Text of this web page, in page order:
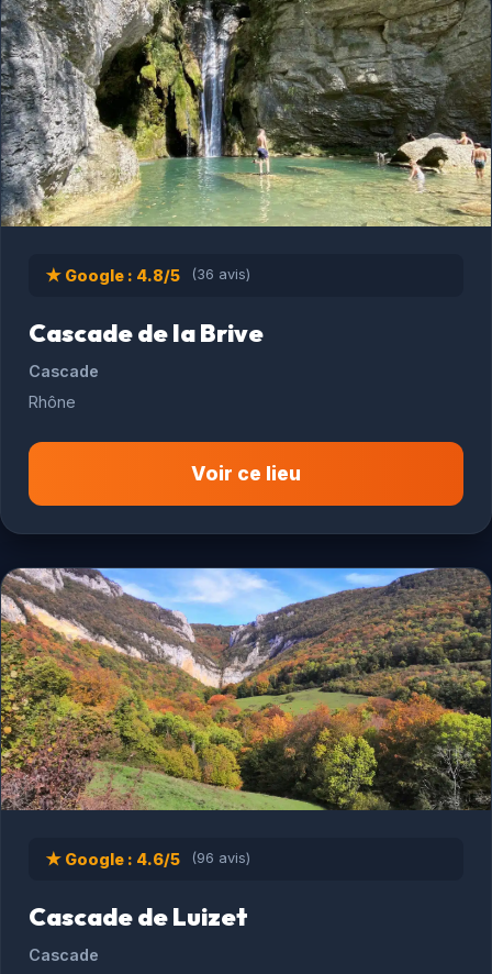
★ Google : 4.8/5 (36 avis)
Cascade de la Brive
Cascade
Rhône
Voir ce lieu
★ Google : 4.6/5 (96 avis)
Cascade de Luizet
Cascade